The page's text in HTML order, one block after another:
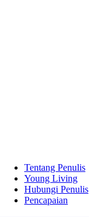
Tentang Penulis
Young Living
Hubungi Penulis
Pencapaian